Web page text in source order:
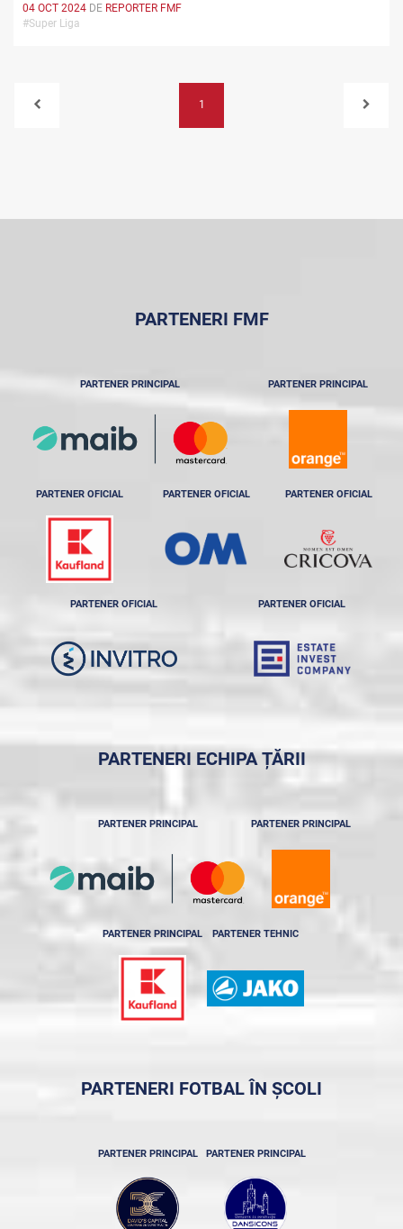
04 OCT 2024 DE REPORTER FMF
#Super Liga
1
PARTENERI FMF
PARTENER PRINCIPAL PARTENER PRINCIPAL
PARTENER OFICIAL PARTENER OFICIAL PARTENER OFICIAL
PARTENER OFICIAL PARTENER OFICIAL
PARTENERI ECHIPA ȚĂRII
PARTENER PRINCIPAL PARTENER PRINCIPAL
PARTENER PRINCIPAL PARTENER TEHNIC
PARTENERI FOTBAL ÎN ȘCOLI
PARTENER PRINCIPAL PARTENER PRINCIPAL